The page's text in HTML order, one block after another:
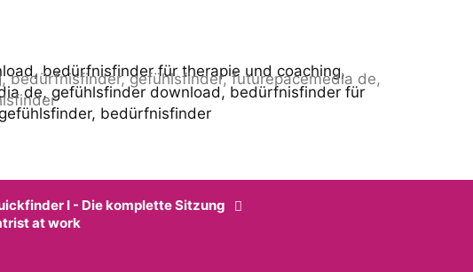
I - Die komplette Sitzung
at work